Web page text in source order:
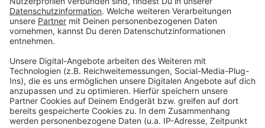
Müllsammelaktion für Leverkusen soll zurückkommen
Leverkusen-Rheindorf: Anklage wegen Mord an
Anzeige